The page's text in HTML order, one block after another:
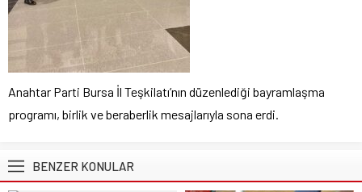
Anahtar Parti Bursa İl Teşkilatı’nın düzenlediği bayramlaşma
programı, birlik ve beraberlik mesajlarıyla sona erdi.
BENZER KONULAR